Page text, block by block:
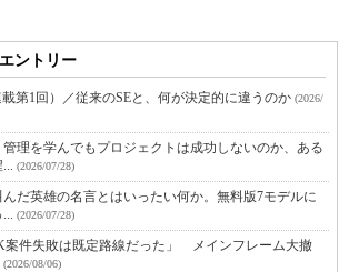
ントリー
第1回）／従来のSEと、何が決定的に違うのか (2026/
理を学んでもプロジェクトは成功しないのか、ある
(2026/07/28)
だ英雄の名言とはいったい何か。無料版7モデルに
(2026/07/28)
案件失敗は既定路線だった」 メインフレーム大撤
(2026/08/06)